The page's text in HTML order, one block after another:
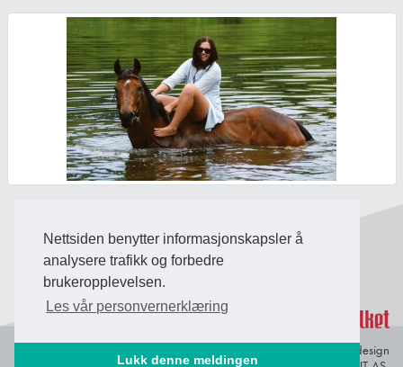
Nettsiden benytter informasjonskapsler å
analysere trafikk og forbedre
brukeropplevelsen.
Les vår personvernerklæring
Lukk denne meldingen
Webdesign
Back to Top